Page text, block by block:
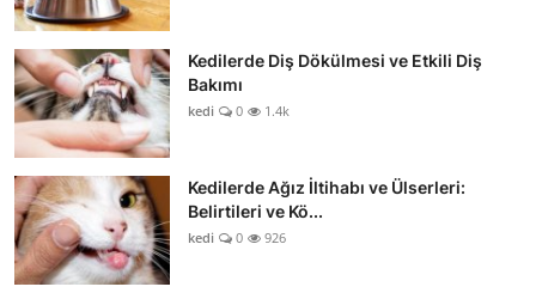
Kedilerde Diş Dökülmesi ve Etkili Diş
Bakımı
kedi 0 1.4k
Kedilerde Ağız İltihabı ve Ülserleri:
Belirtileri ve Kö...
kedi 0 926